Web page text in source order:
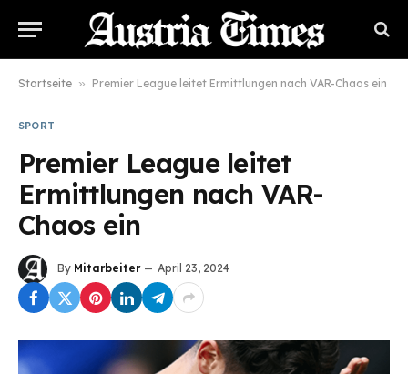
Startseite » Premier League leitet Ermittlungen nach VAR-Chaos ein
SPORT
Premier League leitet
Ermittlungen nach VAR-
Chaos ein
By Mitarbeiter April 23, 2024